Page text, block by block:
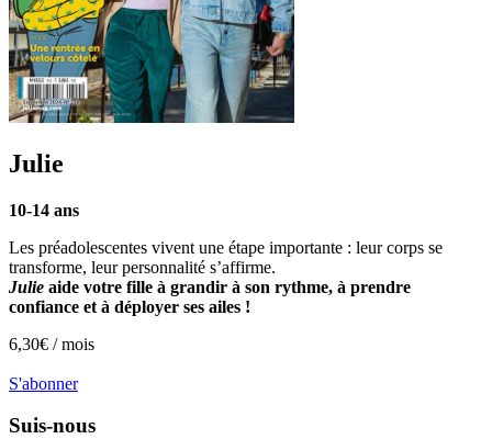
Julie
10-14 ans
Les préadolescentes vivent une étape importante : leur corps se
transforme, leur personnalité s’affirme.
Julie aide votre fille à grandir à son rythme, à prendre
confiance et à déployer ses ailes !
6,30€ /mois
S'abonner
Suis-nous